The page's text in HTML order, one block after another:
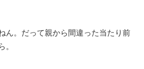
ん。だって親から間違った当たり前
。